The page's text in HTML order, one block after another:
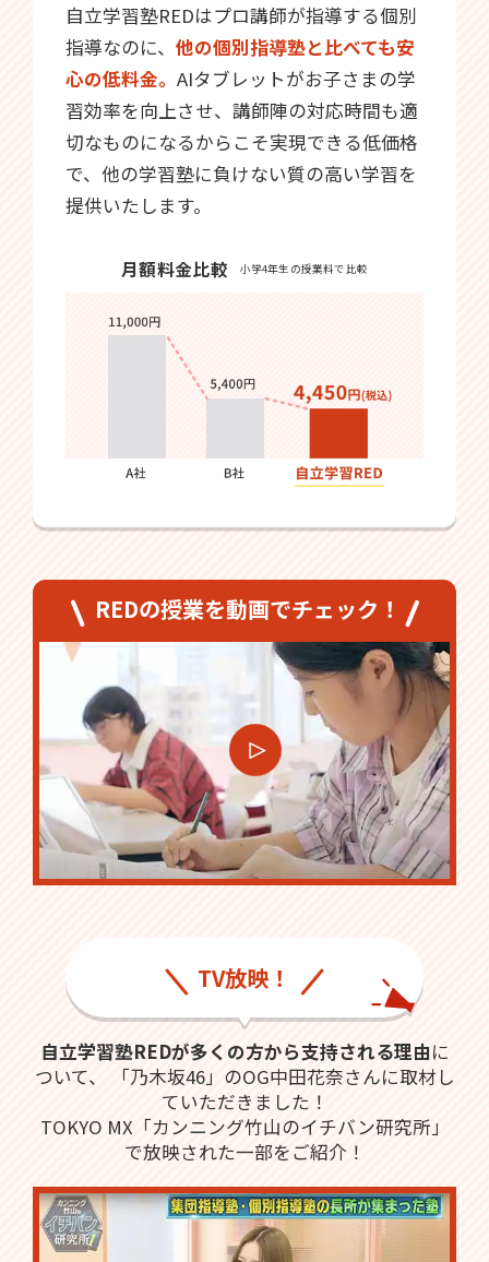
自立学習塾REDはプロ講師が指導する個別
指導なのに、 他の個別指導塾と比べても安
心の低料金。 AIタブレットがお子さまの学
習効率を向上させ、講師陣の対応時間も適
切なものになるからこそ実現できる低価格
で、他の学習塾に負けない質の高い学習を
提供いたします。
月額料金比較 小学4年生の授業料で比較
REDの授業を動画でチェック！
TV放映！
自立学習塾REDが多くの方から支持される理由に
ついて、
「乃木坂46」のOG中田花奈さんに取材し
ていただきました！
TOKYO MX「カンニング竹山のイチバン研究所」
で放映された一部をご紹介！